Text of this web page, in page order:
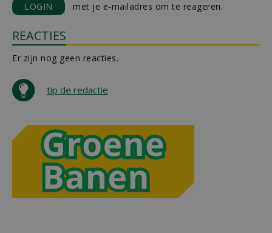
LOGIN met je e-mailadres om te reageren.
REACTIES
Er zijn nog geen reacties.
tip de redactie